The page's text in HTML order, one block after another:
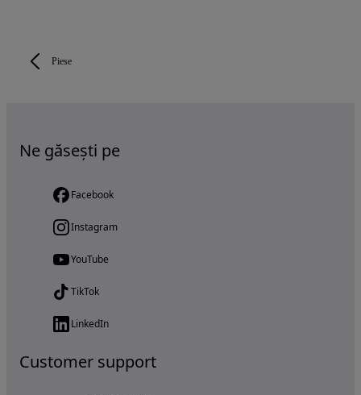
Piese
Ne găsești pe
Facebook
Instagram
YouTube
TikTok
LinkedIn
Customer support